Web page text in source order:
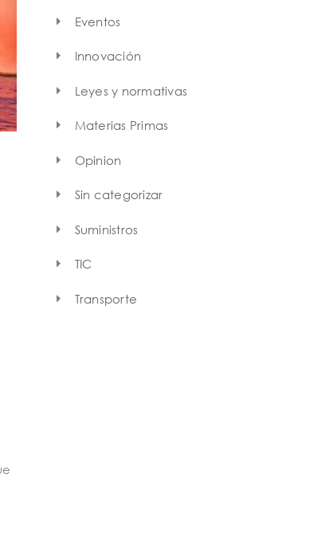
Eventos
Innovación
Leyes y normativas
Materias Primas
Opinion
Sin categorizar
Suministros
TIC
Transporte